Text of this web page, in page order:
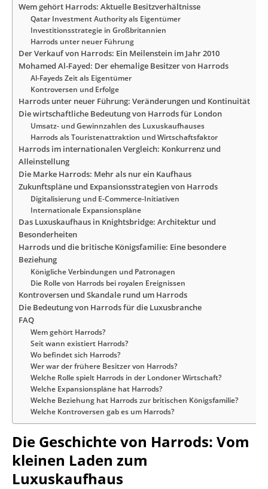
Wem gehört Harrods: Aktuelle Besitzverhältnisse
Qatar Investment Authority als Eigentümer
Investitionsstrategie in Großbritannien
Harrods unter neuer Führung
Der Verkauf von Harrods: Ein Meilenstein im Jahr 2010
Mohamed Al-Fayed: Der ehemalige Besitzer von Harrods
Al-Fayeds Zeit als Eigentümer
Kontroversen und Erfolge
Harrods unter neuer Führung: Veränderungen und Kontinuität
Die wirtschaftliche Bedeutung von Harrods für London
Umsatz- und Gewinnzahlen des Luxuskaufhauses
Harrods als Touristenattraktion und Wirtschaftsfaktor
Harrods im internationalen Vergleich: Konkurrenz und
Alleinstellung
Die Marke Harrods: Mehr als nur ein Kaufhaus
Zukunftspläne und Expansionsstrategien von Harrods
Digitalisierung und E-Commerce-Initiativen
Internationale Expansionspläne
Das Luxuskaufhaus in Knightsbridge: Architektur und
Besonderheiten
Harrods und die britische Königsfamilie: Eine besondere
Beziehung
Königliche Verbindungen und Patronagen
Die Rolle von Harrods bei royalen Ereignissen
Kontroversen und Skandale rund um Harrods
Die Bedeutung von Harrods für die Luxusbranche
FAQ
Wem gehört Harrods?
Seit wann existiert Harrods?
Wo befindet sich Harrods?
Wer war der frühere Besitzer von Harrods?
Welche Rolle spielt Harrods in der Londoner Wirtschaft?
Welche Expansionspläne hat Harrods?
Welche Beziehung hat Harrods zur britischen Königsfamilie?
Welche Kontroversen gab es um Harrods?
Die Geschichte von Harrods: Vom
kleinen Laden zum
Luxuskaufhaus